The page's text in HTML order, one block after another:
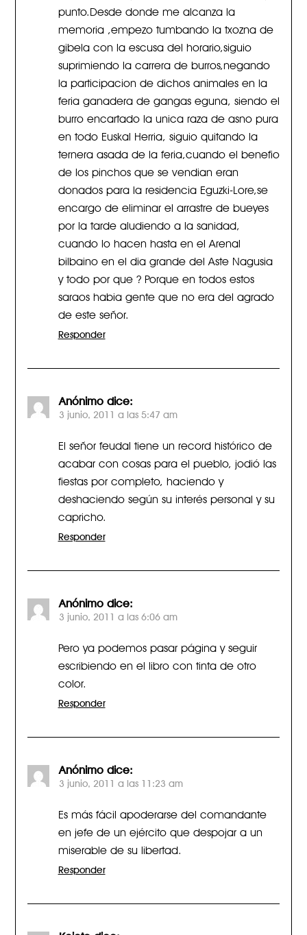
punto.Desde donde me alcanza la
memoria ,empezo tumbando la txozna de
gibela con la escusa del horario,siguio
suprimiendo la carrera de burros,negando
la participacion de dichos animales en la
feria ganadera de gangas eguna, siendo el
burro encartado la unica raza de asno pura
en todo Euskal Herria, siguio quitando la
ternera asada de la feria,cuando el benefio
de los pinchos que se vendian eran
donados para la residencia Eguzki-Lore,se
encargo de eliminar el arrastre de bueyes
por la tarde aludiendo a la sanidad,
cuando lo hacen hasta en el Arenal
bilbaino en el dia grande del Aste Nagusia
y todo por que ? Porque en todos estos
saraos habia gente que no era del agrado
de este señor.
Responder
Anónimo dice:
3 junio, 2011 a las 5:47 am
El señor feudal tiene un record histórico de
acabar con cosas para el pueblo, jodió las
fiestas por completo, haciendo y
deshaciendo según su interés personal y su
capricho.
Responder
Anónimo dice:
3 junio, 2011 a las 6:06 am
Pero ya podemos pasar página y seguir
escribiendo en el libro con tinta de otro
color.
Responder
Anónimo dice:
3 junio, 2011 a las 11:23 am
Es más fácil apoderarse del comandante
en jefe de un ejército que despojar a un
miserable de su libertad.
Responder